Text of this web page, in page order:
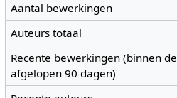
Aantal bewerkingen
Auteurs totaal
Recente bewerkingen (binnen de
afgelopen 90 dagen)